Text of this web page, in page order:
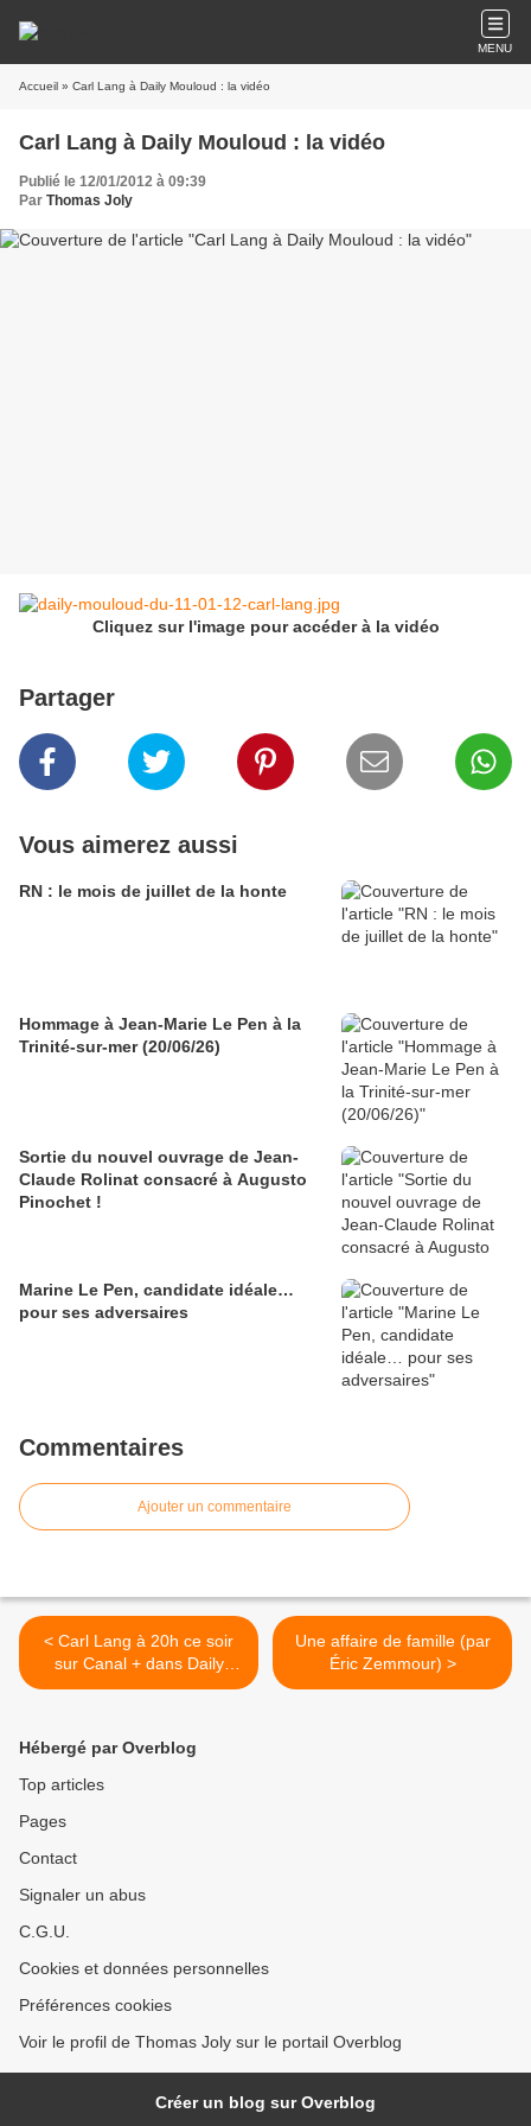
MENU
Accueil » Carl Lang à Daily Mouloud : la vidéo
Carl Lang à Daily Mouloud : la vidéo
Publié le 12/01/2012 à 09:39
Par Thomas Joly
Cliquez sur l'image pour accéder à la vidéo
Partager
Vous aimerez aussi
RN : le mois de juillet de la honte
Hommage à Jean-Marie Le Pen à la
Trinité-sur-mer (20/06/26)
Sortie du nouvel ouvrage de Jean-
Claude Rolinat consacré à Augusto
Pinochet !
Marine Le Pen, candidate idéale…
pour ses adversaires
Commentaires
Ajouter un commentaire
< Carl Lang à 20h ce soir
sur Canal + dans Daily
Mouloud
Une affaire de famille (par
Éric Zemmour) >
Hébergé par Overblog
Top articles
Pages
Contact
Signaler un abus
C.G.U.
Cookies et données personnelles
Préférences cookies
Voir le profil de Thomas Joly sur le portail Overblog
Créer un blog sur Overblog